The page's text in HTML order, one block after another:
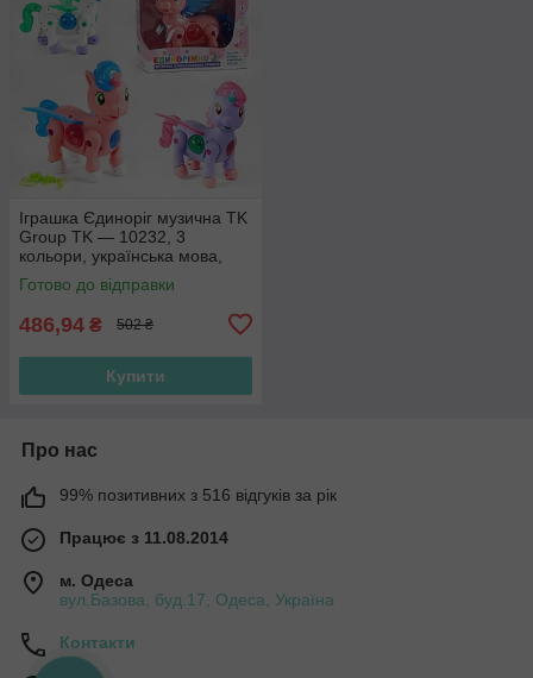
Іграшка Єдиноріг музична TK
Group TK — 10232, 3
кольори, українська мова,
звук, підсвітка
Готово до відправки
486,94 ₴ 502 ₴
Купити
Про нас
99% позитивних з 516 відгуків за рік
Працює з 11.08.2014
м. Одеса
вул.Базова, буд.17, Одеса, Україна
Контакти